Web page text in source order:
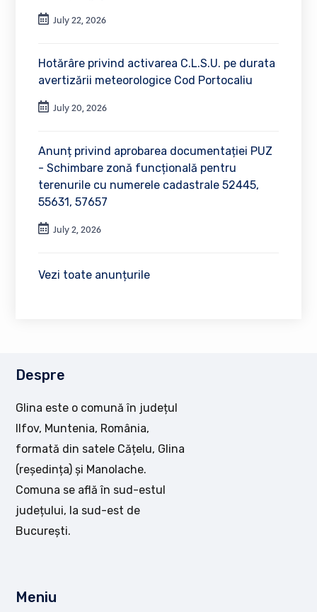
July 22, 2026
Hotărâre privind activarea C.L.S.U. pe durata
avertizării meteorologice Cod Portocaliu
July 20, 2026
Anunț privind aprobarea documentației PUZ
- Schimbare zonă funcțională pentru
terenurile cu numerele cadastrale 52445,
55631, 57657
July 2, 2026
Vezi toate anunțurile
Despre
Glina este o comună în județul
Ilfov, Muntenia, România,
formată din satele Cățelu, Glina
(reședința) și Manolache.
Comuna se află în sud-estul
județului, la sud-est de
București.
Meniu